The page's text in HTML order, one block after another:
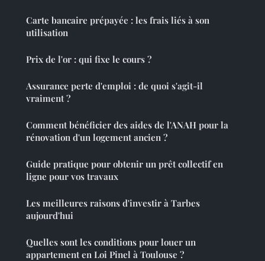
Carte bancaire prépayée : les frais liés à son
utilisation
Prix de l'or : qui fixe le cours ?
Assurance perte d'emploi : de quoi s'agit-il
vraiment ?
Comment bénéficier des aides de l'ANAH pour la
rénovation d'un logement ancien ?
Guide pratique pour obtenir un prêt collectif en
ligne pour vos travaux
Les meilleures raisons d'investir à Tarbes
aujourd'hui
Quelles sont les conditions pour louer un
appartement en Loi Pinel à Toulouse ?